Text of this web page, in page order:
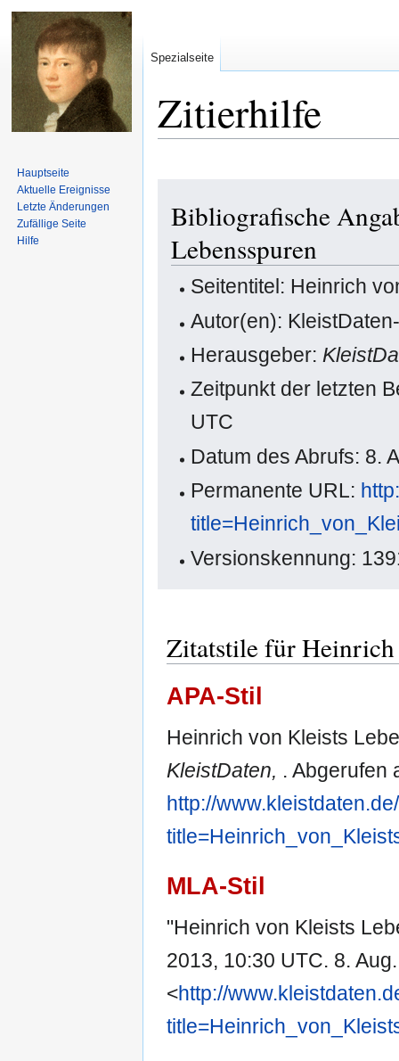
Zitierhilfe
Navigation
springen
Suche
springen
Bibliografische
Lebensspuren
Seitentitel: Heinrich
Autor(en):
Herausgeber:
Zeitpunkt der letzten
UTC
Datum des Abrufs: 8.
Permanente URL:
Versionskennung:
Zitatstile für Heinrich
APA-Stil
Heinrich von Kleists
KleistDaten, . Abgerufen
http://
MLA-Stil
"Heinrich von Kleists
2013, 10:30 UTC. 8.
<http://
Spezialseite
Hauptseite
Aktuelle Ereignisse
Letzte Änderungen
Zufällige Seite
Hilfe